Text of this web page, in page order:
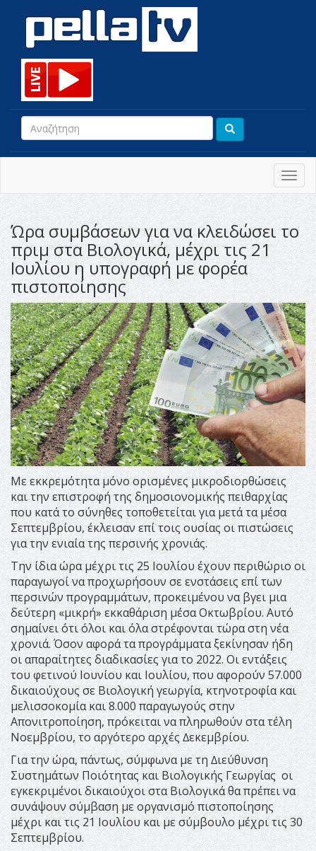
Ώρα συμβάσεων για να κλειδώσει το
πριμ στα Βιολογικά, μέχρι τις 21
Ιουλίου η υπογραφή με φορέα
πιστοποίησης
Με εκκρεµότητα µόνο ορισµένες µικροδιορθώσεις
και την επιστροφή της δηµοσιονοµικής πειθαρχίας
που κατά το σύνηθες τοποθετείται για µετά τα µέσα
Σεπτεµβρίου, έκλεισαν επί τοις ουσίας οι πιστώσεις
για την ενιαία της περσινής χρονιάς.
Την ίδια ώρα µέχρι τις 25 Ιουλίου έχουν περιθώριο οι
παραγωγοί να προχωρήσουν σε ενστάσεις επί των
περσινών προγραµµάτων, προκειµένου να βγει µια
δεύτερη «µικρή» εκκαθάριση µέσα Οκτωβρίου. Αυτό
σηµαίνει ότι όλοι και όλα στρέφονται τώρα στη νέα
χρονιά. Όσον αφορά τα προγράµµατα ξεκίνησαν ήδη
οι απαραίτητες διαδικασίες για το 2022. Οι εντάξεις
του φετινού Ιουνίου και Ιουλίου, που αφορούν 57.000
δικαιούχους σε Βιολογική γεωργία, κτηνοτροφία και
µελισσοκοµία και 8.000 παραγωγούς στην
Απονιτροποίηση, πρόκειται να πληρωθούν στα τέλη
Νοεµβρίου, το αργότερο αρχές ∆εκεµβρίου.
Για την ώρα, πάντως, σύµφωνα µε τη ∆ιεύθυνση
Συστηµάτων Ποιότητας και Βιολογικής Γεωργίας οι
εγκεκριµένοι δικαιούχοι στα Βιολογικά θα πρέπει να
συνάψουν σύµβαση µε οργανισµό πιστοποίησης
µέχρι και τις 21 Ιουλίου και µε σύµβουλο µέχρι τις 30
Σεπτεµβρίου.